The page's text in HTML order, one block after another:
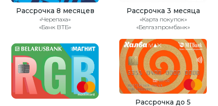
Рассрочка 8 месяцев
«Черепаха»
«Банк ВТБ»
Рассрочка 3 месяца
«Карта покупок»
«Белгазпромбанк»
Рассрочка до 5